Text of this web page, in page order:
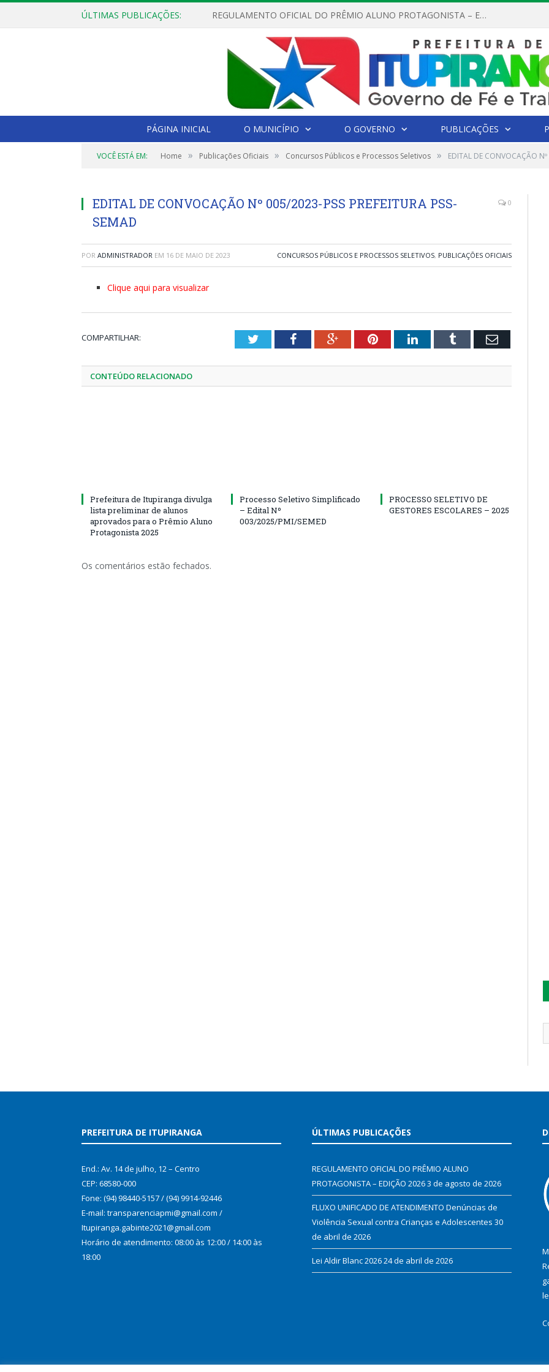
ÚLTIMAS PUBLICAÇÕES: REGULAMENTO OFICIAL DO PRÊMIO ALUNO PROTAGONISTA – EDIÇÃO 2026
PÁGINA INICIAL O MUNICÍPIO O GOVERNO PUBLICAÇÕES
VOCÊ ESTÁ EM: Home » Publicações Oficiais » Concursos Públicos e Processos Seletivos » EDITAL DE CONVOCAÇÃO Nº
EDITAL DE CONVOCAÇÃO Nº 005/2023-PSS PREFEITURA PSS-
SEMAD
0
POR ADMINISTRADOR EM 16 DE MAIO DE 2023 CONCURSOS PÚBLICOS E PROCESSOS SELETIVOS, PUBLICAÇÕES OFICIAIS
Clique aqui para visualizar
COMPARTILHAR: TwitterFacebookGoogle+PinterestLinkedInTumblr Email
CONTEÚDO RELACIONADO
Prefeitura de Itupiranga divulga
lista preliminar de alunos
aprovados para o Prêmio Aluno
Protagonista 2025
Processo Seletivo Simplificado
– Edital Nº
003/2025/PMI/SEMED
PROCESSO SELETIVO DE
GESTORES ESCOLARES – 2025
Os comentários estão fechados.
PREFEITURA DE ITUPIRANGA
End.: Av. 14 de julho, 12 – Centro
CEP: 68580-000
Fone: (94) 98440-5157 / (94) 9914-92446
E-mail: transparenciapmi@gmail.com /
Itupiranga.gabinte2021@gmail.com
Horário de atendimento: 08:00 às 12:00 / 14:00 às
18:00
ÚLTIMAS PUBLICAÇÕES
REGULAMENTO OFICIAL DO PRÊMIO ALUNO
PROTAGONISTA – EDIÇÃO 20263 de agosto de 2026
FLUXO UNIFICADO DE ATENDIMENTO Denúncias de
Violência Sexual contra Crianças e Adolescentes 30
de abril de 2026
Lei Aldir Blanc 202624 de abril de 2026